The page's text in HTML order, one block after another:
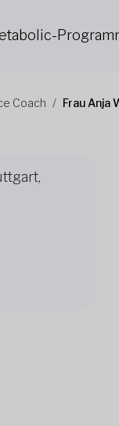
Coach Frau Anja